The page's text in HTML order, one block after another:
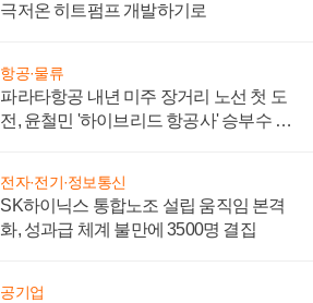
극저온 히트펌프 개발하기로
항공·물류
파라타항공 내년 미주 장거리 노선 첫 도
전, 윤철민 '하이브리드 항공사' 승부수 통
전자·전기·정보통신
SK하이닉스 통합노조 설립 움직임 본격
화, 성과급 체계 불만에 3500명 결집
공기업